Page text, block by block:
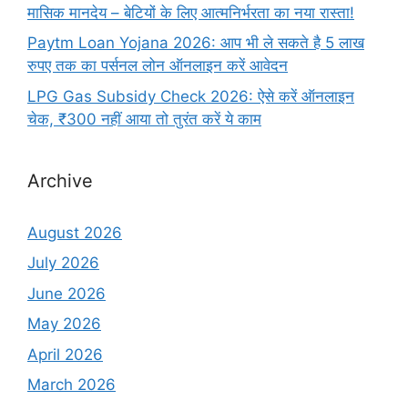
मासिक मानदेय – बेटियों के लिए आत्मनिर्भरता का नया रास्ता!
Paytm Loan Yojana 2026: आप भी ले सकते है 5 लाख
रुपए तक का पर्सनल लोन ऑनलाइन करें आवेदन
LPG Gas Subsidy Check 2026: ऐसे करें ऑनलाइन
चेक, ₹300 नहीं आया तो तुरंत करें ये काम
Archive
August 2026
July 2026
June 2026
May 2026
April 2026
March 2026